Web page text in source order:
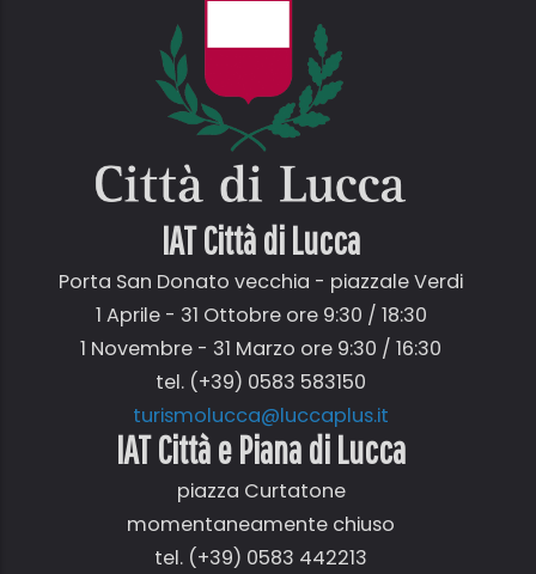
IAT Città diLucca
Porta San Donato vecchia - piazzale Verdi
1 Aprile - 31 Ottobre ore 9:30 / 18:30
1 Novembre - 31 Marzo ore 9:30 / 16:30
tel. (+39) 0583 583150
turismolucca@luccaplus.it
IAT Città e Piana di Lucca
piazza Curtatone
momentaneamente chiuso
tel. (+39) 0583 442213